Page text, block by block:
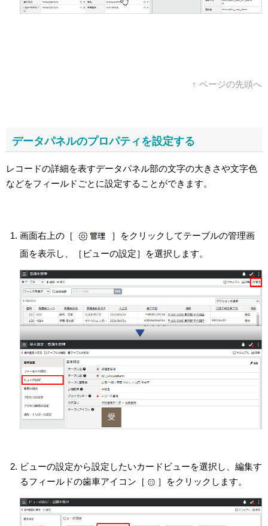
↑ ページの先頭へ
データパネルのプロパティを設定する
レコードの詳細を表すデータパネル部の文字の大きさや文字色
などをフィールドごとに設定することができます。
画面右上の［
］をクリックしてテーブルの管理画
面を表示し、［ビューの設定］を選択します。
ビューの設定から設定したいカードビューを選択し、編集す
るフィールドの歯車アイコン［
］をクリックします。